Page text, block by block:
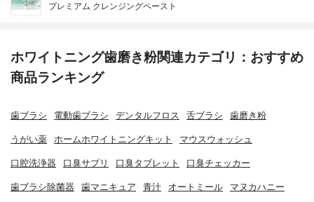
プレミアム クレンジングペースト
ホワイトニング歯磨き粉関連カテゴリ：おすすめ
商品ランキング
歯ブラシ 電動歯ブラシ デンタルフロス 舌ブラシ 歯磨き粉
うがい薬 ホームホワイトニングキット マウスウォッシュ
口腔洗浄器 口臭サプリ 口臭タブレット 口臭チェッカー
歯ブラシ除菌器 歯マニキュア 青汁 オートミール マヌカハニー